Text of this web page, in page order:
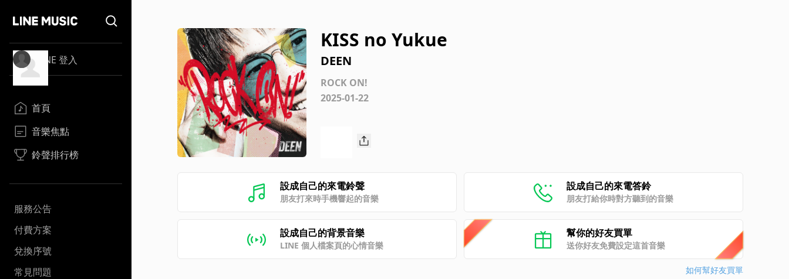
LINE 登入
首頁
音樂焦點
鈴聲排行榜
服務公告
付費方案
兌換序號
常見問題
KISS no Yukue
DEEN
ROCK ON!
2025-01-22
設成自己的來電鈴聲
朋友打來時手機響起的音樂
設成自己的來電答鈴
朋友打給你時對方聽到的音樂
設成自己的背景音樂
LINE 個人檔案頁的心情音樂
幫你的好友買單
送你好友免費設定這首音樂
如何幫好友買單